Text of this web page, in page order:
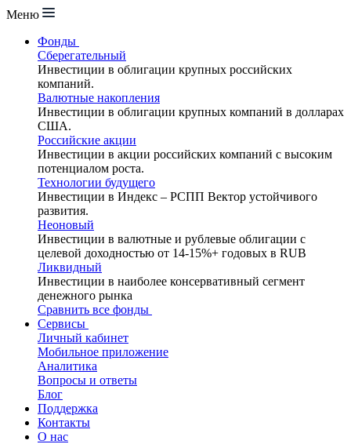
Меню
Фонды
Сберегательный
Инвестиции в облигации крупных российских
компаний.
Валютные накопления
Инвестиции в облигации крупных компаний в долларах
США.
Российские акции
Инвестиции в акции российских компаний с высоким
потенциалом роста.
Технологии будущего
Инвестиции в Индекс – РСПП Вектор устойчивого
развития.
Неоновый
Инвестиции в валютные и рублевые облигации с
целевой доходностью от 14-15%+ годовых в RUB
Ликвидный
Инвестиции в наиболее консервативный сегмент
денежного рынка
Сравнить все фонды
Сервисы
Личный кабинет
Мобильное приложение
Аналитика
Вопросы и ответы
Блог
Поддержка
Контакты
О нас